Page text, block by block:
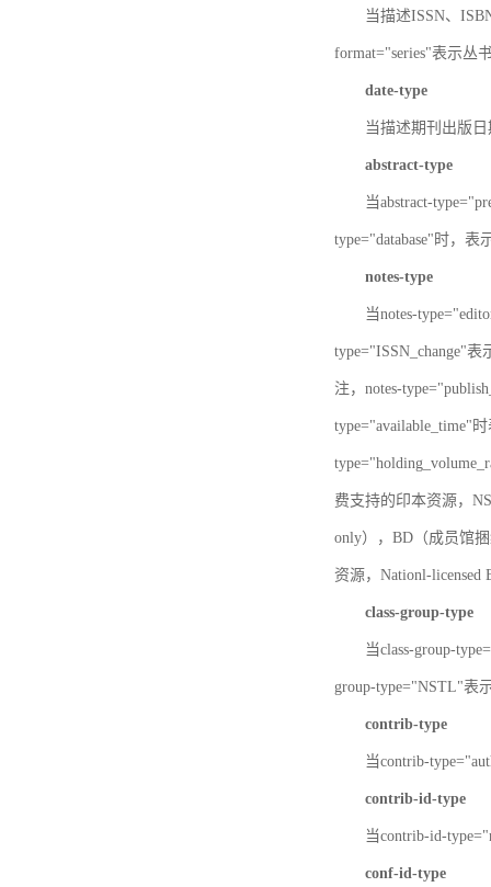
当描述ISSN、
format="series"表示丛
date-type
当描述期刊出版日
abstract-type
当abstract-
type="database"时，表
notes-type
当notes-
type="ISSN_change"
注，notes-
type="available_time"
费支持的印本资源，
only），BD（成员馆
资源，Nationl-licensed
class-group-type
当class-group-
group-type="NSTL"表
contrib-type
当contrib-
contrib-id-type
当contrib-id-
conf-id-type